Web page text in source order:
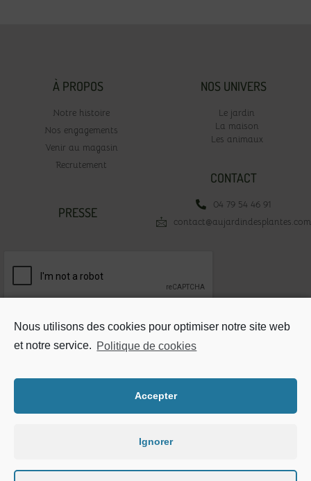
Nous utilisons des cookies pour optimiser notre site web
et notre service. Politique de cookies
Accepter
Ignorer
À PROPOS
Notre histoire
Nos engagements
Venir au magasin
Recrutement
NOS UNIVERS
Le jardin
La maison
Les animaux
PRESSE
CONTACT
04 79 54 46 91
contact@aujardindesplantes.com
Votre adresse email*